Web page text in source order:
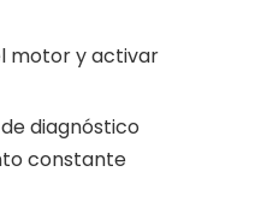
motor y activar
diagnóstico
constante